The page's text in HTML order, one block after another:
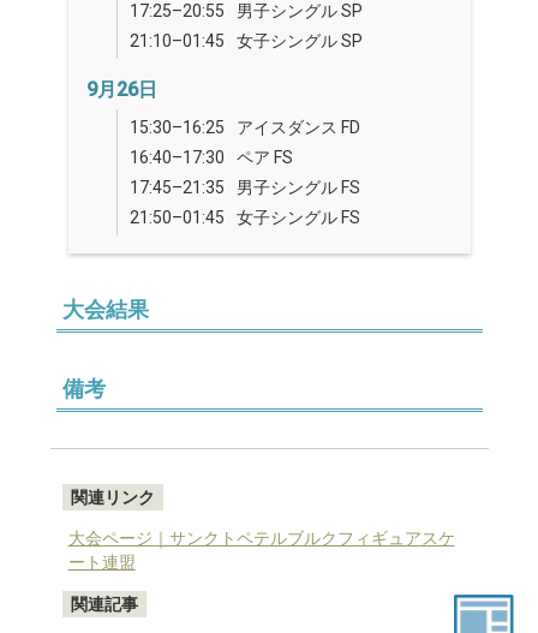
17:25–20:55
男子シングル SP
21:10–01:45
女子シングル SP
9月26日
15:30–16:25
アイスダンス FD
16:40–17:30
ペア FS
17:45–21:35
男子シングル FS
21:50–01:45
女子シングル FS
大会結果
備考
関連リンク
大会ページ｜サンクトペテルブルクフィギュアスケ
ート連盟
関連記事